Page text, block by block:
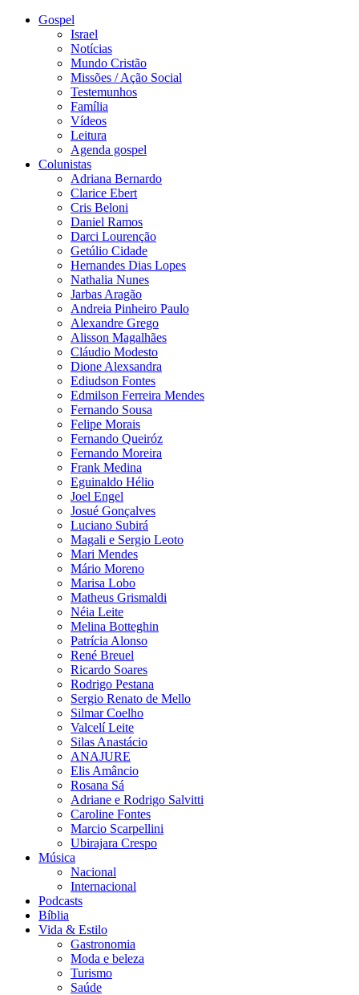
Gospel
Israel
Notícias
Mundo Cristão
Missões / Ação Social
Testemunhos
Família
Vídeos
Leitura
Agenda gospel
Colunistas
Adriana Bernardo
Clarice Ebert
Cris Beloni
Daniel Ramos
Darci Lourenção
Getúlio Cidade
Hernandes Dias Lopes
Nathalia Nunes
Jarbas Aragão
Andreia Pinheiro Paulo
Alexandre Grego
Alisson Magalhães
Cláudio Modesto
Dione Alexsandra
Ediudson Fontes
Edmilson Ferreira Mendes
Fernando Sousa
Felipe Morais
Fernando Queiróz
Fernando Moreira
Frank Medina
Eguinaldo Hélio
Joel Engel
Josué Gonçalves
Luciano Subirá
Magali e Sergio Leoto
Mari Mendes
Mário Moreno
Marisa Lobo
Matheus Grismaldi
Néia Leite
Melina Botteghin
Patrícia Alonso
René Breuel
Ricardo Soares
Rodrigo Pestana
Sergio Renato de Mello
Silmar Coelho
Valcelí Leite
Silas Anastácio
ANAJURE
Elis Amâncio
Rosana Sá
Adriane e Rodrigo Salvitti
Caroline Fontes
Marcio Scarpellini
Ubirajara Crespo
Música
Nacional
Internacional
Podcasts
Bíblia
Vida & Estilo
Gastronomia
Moda e beleza
Turismo
Saúde